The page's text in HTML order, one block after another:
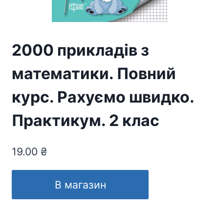
2000 прикладів з
математики. Повний
курс. Рахуємо швидко.
Практикум. 2 клас
19.00 ₴
В магазин